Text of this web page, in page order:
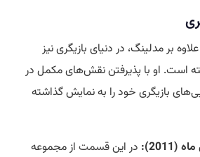
علاوه بر مدلینگ، در دنیای بازیگری نیز
است. او با پذیرفتن نقش‌های مکمل در
بازیگری خود را به نمایش گذاشته
(2011):
در اینقسمت از مجموعه